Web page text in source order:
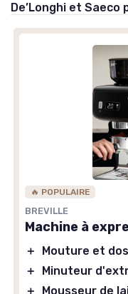
De’Longhi et
🔥 POPULAIRE
BREVILLE
Machine à
＋
Mouture et
＋
Minuteur
＋
Mousseur de